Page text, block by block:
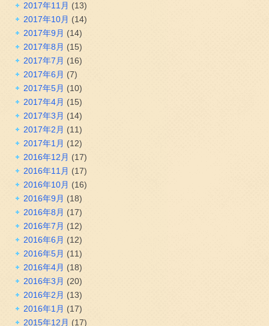
2017年11月 (13)
2017年10月 (14)
2017年9月 (14)
2017年8月 (15)
2017年7月 (16)
2017年6月 (7)
2017年5月 (10)
2017年4月 (15)
2017年3月 (14)
2017年2月 (11)
2017年1月 (12)
2016年12月 (17)
2016年11月 (17)
2016年10月 (16)
2016年9月 (18)
2016年8月 (17)
2016年7月 (12)
2016年6月 (12)
2016年5月 (11)
2016年4月 (18)
2016年3月 (20)
2016年2月 (13)
2016年1月 (17)
2015年12月 (17)